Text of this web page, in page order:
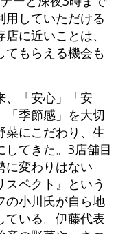
用していただける
に近いことは、
てもらえる機会も
、「安心」「安
「季節感」を大切
菜にこだわり、生
してきた。3店舗目
に変わりはない
ペクト』という
の小川氏が自ら地
ている。伊藤代表